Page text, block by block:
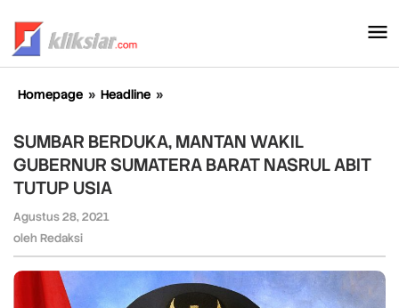
konten
Homepage » Headline »
MANTAN
WAKIL
GUBERNUR
TUTUP
USIA
SUMBAR BERDUKA, MANTAN WAKIL
GUBERNUR SUMATERA BARAT NASRUL ABIT
TUTUP USIA
Agustus 28, 2021
oleh Redaksi